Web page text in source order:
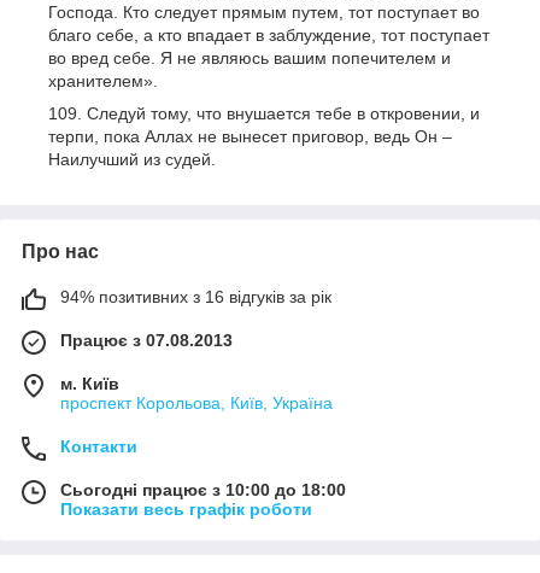
Господа. Кто следует прямым путем, тот поступает во
благо себе, а кто впадает в заблуждение, тот поступает
во вред себе. Я не являюсь вашим попечителем и
хранителем».
Следуй тому, что внушается тебе в откровении, и
терпи, пока Аллах не вынесет приговор, ведь Он –
Наилучший из судей.
Про нас
94% позитивних з 16 відгуків за рік
Працює з 07.08.2013
м. Київ
проспект Корольова, Київ, Україна
Контакти
Сьогодні працює з 10:00 до 18:00
Показати весь графік роботи